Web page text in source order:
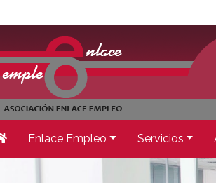
Enlace Empleo Servicios